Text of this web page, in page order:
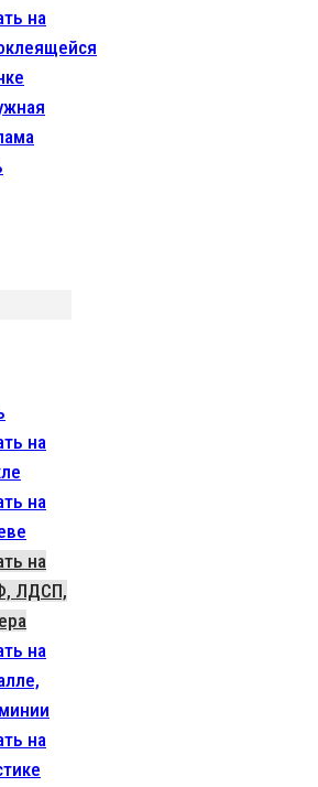
на
на
на
на
ЛДСП,
на
на